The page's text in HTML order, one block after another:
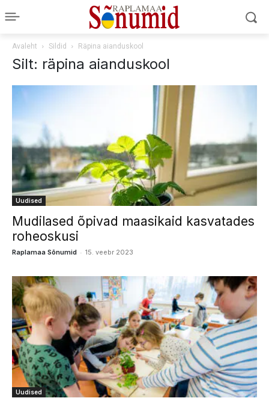
Avaleht Sildid Räpina aianduskool
Silt: räpina aianduskool
Uudised
Mudilased õpivad maasikaid kasvatades
roheoskusi
Raplamaa Sõnumid - 15. veebr 2023
Uudised